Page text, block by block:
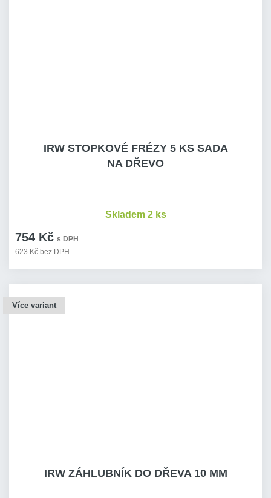
IRW STOPKOVÉ FRÉZY 5 KS SADA
NA DŘEVO
754 Kč s DPH
623 Kč bez DPH
Skladem 2 ks
Více variant
IRW ZÁHLUBNÍK DO DŘEVA 10 MM